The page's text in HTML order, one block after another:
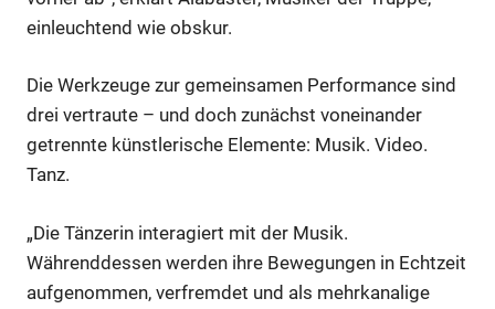
einleuchtend wie obskur.
Die Werkzeuge zur gemeinsamen Performance sind
drei vertraute – und doch zunächst voneinander
getrennte künstlerische Elemente: Musik. Video.
Tanz.
„Die Tänzerin interagiert mit der Musik.
Währenddessen werden ihre Bewegungen in Echtzeit
aufgenommen, verfremdet und als mehrkanalige